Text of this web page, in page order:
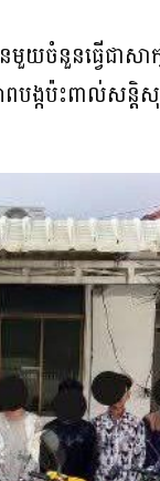
នមួយចំនួនធ្វើជ
បង្កប៉ះពាល់សន្តិ